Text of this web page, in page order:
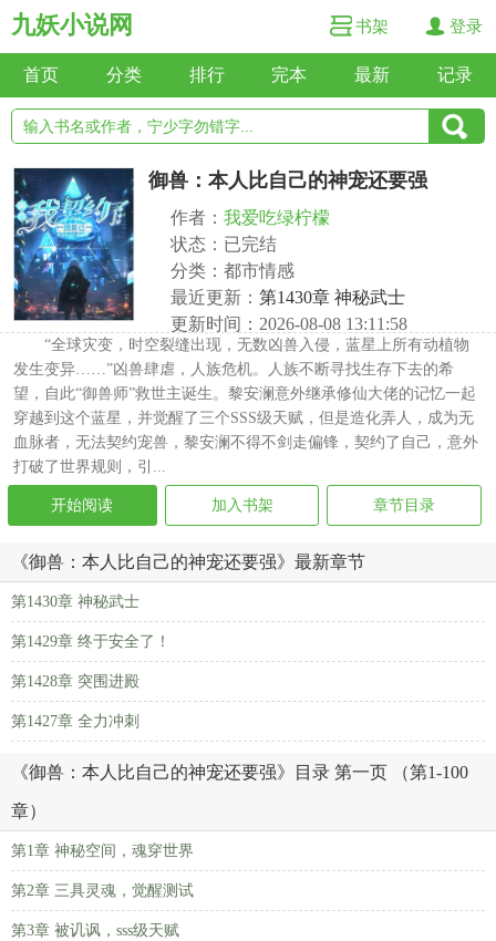
九妖小说网 书架 登录
首页 分类 排行 完本 最新 记录
御兽：本人比自己的神宠还要强
作者： 我爱吃绿柠檬
状态：已完结
分类：都市情感
最近更新： 第1430章 神秘武士
更新时间：2026-08-08 13:11:58
“全球灾变，时空裂缝出现，无数凶兽入侵，蓝星上所有动植物
发生变异……”凶兽肆虐，人族危机。人族不断寻找生存下去的希
望，自此“御兽师”救世主诞生。黎安澜意外继承修仙大佬的记忆一起
穿越到这个蓝星，并觉醒了三个SSS级天赋，但是造化弄人，成为无
血脉者，无法契约宠兽，黎安澜不得不剑走偏锋，契约了自己，意外
打破了世界规则，引...
开始阅读 加入书架 章节目录
《御兽：本人比自己的神宠还要强》最新章节
第1430章 神秘武士
第1429章 终于安全了！
第1428章 突围进殿
第1427章 全力冲刺
《御兽：本人比自己的神宠还要强》目录 第一页 （第1-100
章）
第1章 神秘空间，魂穿世界
第2章 三具灵魂，觉醒测试
第3章 被讥讽，sss级天赋